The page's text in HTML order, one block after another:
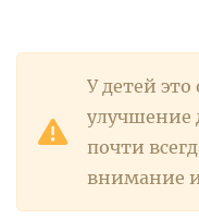
У детей
улучшение
почти
внимание